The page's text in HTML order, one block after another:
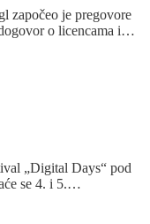
započeo je pregovore
o licencama i…
„Digital Days“ pod
se 4. i 5.…